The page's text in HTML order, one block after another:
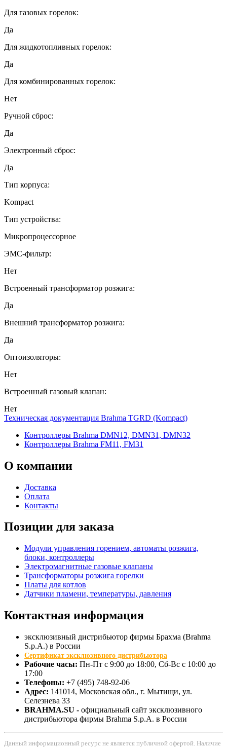
Для газовых горелок:
Да
Для жидкотопливных горелок:
Да
Для комбинированных горелок:
Нет
Ручной сброс:
Да
Электронный сброс:
Да
Тип корпуса:
Kompact
Тип устройства:
Микропроцессорное
ЭМС-фильтр:
Нет
Встроенный трансформатор розжига:
Да
Внешний трансформатор розжига:
Да
Оптоизоляторы:
Нет
Встроенный газовый клапан:
Нет
Техническая документация Brahma TGRD (Kompact)
Контроллеры Brahma DMN12, DMN31, DMN32
Контроллеры Brahma FM11, FM31
О компании
Доставка
Оплата
Контакты
Позиции для заказа
Модули управления горением, автоматы розжига,
блоки, контроллеры
Электромагнитные газовые клапаны
Трансформаторы розжига горелки
Платы для котлов
Датчики пламени, температуры, давления
Контактная информация
эксклюзивный дистрибьютор фирмы Брахма (Brahma
S.p.A.) в России
Сертификат эксклюзивного дистрибьютора
Рабочие часы: Пн-Пт с 9:00 до 18:00, Сб-Вс с 10:00 до
17:00
Телефоны: +7 (495) 748-92-06
Адрес: 141014, Московская обл., г. Мытищи, ул.
Селезнева 33
BRAHMA.SU - официальный сайт эксклюзивного
дистрибьютора фирмы Brahma S.p.A. в России
Данный информационный ресурс не является публичной офертой. Наличие